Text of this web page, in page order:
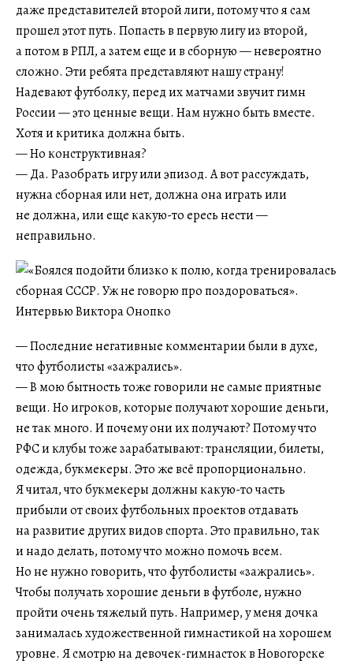
даже представителей второй лиги, потому что я сам
прошел этот путь. Попасть в первую лигу из второй,
а потом в РПЛ, а затем еще и в сборную — невероятно
сложно. Эти ребята представляют нашу страну!
Надевают футболку, перед их матчами звучит гимн
России — это ценные вещи. Нам нужно быть вместе.
Хотя и критика должна быть.
— Но конструктивная?
— Да. Разобрать игру или эпизод. А вот рассуждать,
нужна сборная или нет, должна она играть или
не должна, или еще какую-то ересь нести —
неправильно.
— Последние негативные комментарии были в духе,
что футболисты «зажрались».
— В мою бытность тоже говорили не самые приятные
вещи. Но игроков, которые получают хорошие деньги,
не так много. И почему они их получают? Потому что
РФС и клубы тоже зарабатывают: трансляции, билеты,
одежда, букмекеры. Это же всё пропорционально.
Я читал, что букмекеры должны какую-то часть
прибыли от своих футбольных проектов отдавать
на развитие других видов спорта. Это правильно, так
и надо делать, потому что можно помочь всем.
Но не нужно говорить, что футболисты «зажрались».
Чтобы получать хорошие деньги в футболе, нужно
пройти очень тяжелый путь. Например, у меня дочка
занималась художественной гимнастикой на хорошем
уровне. Я смотрю на девочек-гимнасток в Новогорске